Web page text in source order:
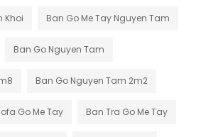
Khoi Ban Go Me Tay Nguyen Tam
Ban Go Nguyen Tam
Ban Go Nguyen Tam 2m2
Go Me Tay Ban Tra Go Me Tay